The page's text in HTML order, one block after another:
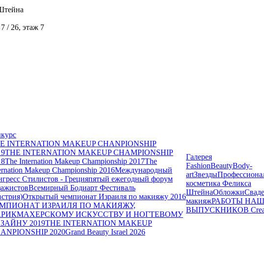
/ 26, этаж 7
INTERNATION MAKEUP CHANPIONSHIP
THE INTERNATION MAKEUP CHAMPIONSHIP
The Internation Makeup Championship 2017The
Makeup Championship 2016Международный
Стилистов - Грецияпятый ежегодный форум
Всемирный Бодиарт Фестиваль
Открытый чемпионат Израиля по макияжу 2016
ИЗРАИЛЯ ПО МАКИЯЖУ,
ИСКУССТВУ И НОГТЕВОМУ
2019THE INTERNATION MAKEUP
2020Grand Beauty Israel 2026
Галерея
FashionBeautyBody-
artЗвезды
косметика Феликса
ШтейнаОбложки
макияжРАБОТЫ
ВЫПУСКНИКОВ